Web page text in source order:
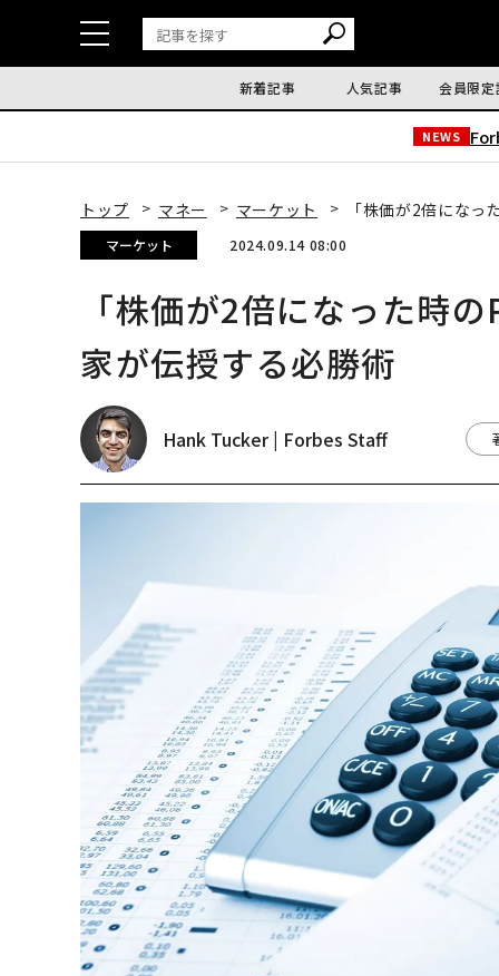
新着記事 人気記事 会員限定
NEWS
トップ マネー マーケット 「株価が2倍にな
マーケット 2024.09.14 08:00
「株価が2倍になった時
家が伝授する必勝術
Hank Tucker | Forbes Staff